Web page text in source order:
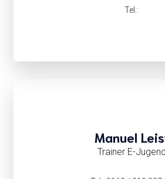
Tel.:
Manuel
Trainer E-Jugend